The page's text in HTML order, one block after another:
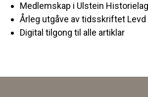
Medlemskap i Ulstein Historielag
Årleg utgåve av tidsskriftet Levd
Digital tilgong til alle artiklar